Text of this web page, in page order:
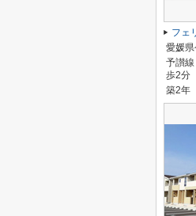
フェ
愛媛
予讃
歩2分
築2年